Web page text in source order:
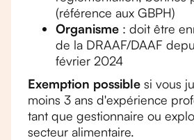
(référence aux GBPH)
Organisme : doit être
de la DRAAF/DAAF
février 2024
Exemption possible si vous
moins 3 ans d'expérience
tant que gestionnaire ou
secteur alimentaire.